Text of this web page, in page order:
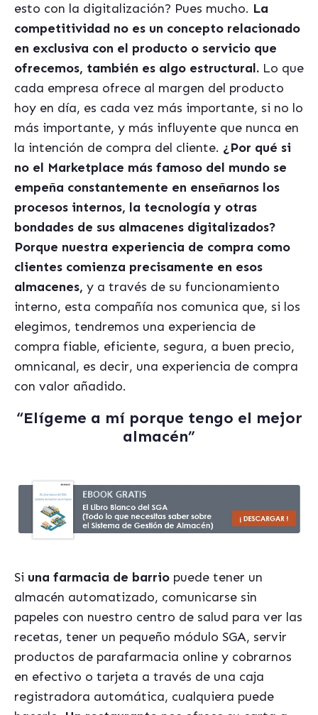
esto con la digitalización? Pues mucho. La
competitividad no es un concepto relacionado
en exclusiva con el producto o servicio que
ofrecemos, también es algo estructural. Lo que
cada empresa ofrece al margen del producto
hoy en día, es cada vez más importante, si no lo
más importante, y más influyente que nunca en
la intención de compra del cliente. ¿Por qué si
no el Marketplace más famoso del mundo se
empeña constantemente en enseñarnos los
procesos internos, la tecnología y otras
bondades de sus almacenes digitalizados?
Porque nuestra experiencia de compra como
clientes comienza precisamente en esos
almacenes, y a través de su funcionamiento
interno, esta compañía nos comunica que, si los
elegimos, tendremos una experiencia de
compra fiable, eficiente, segura, a buen precio,
omnicanal, es decir, una experiencia de compra
con valor añadido.
“Elígeme a mí porque tengo el mejor
almacén”
Si una farmacia de barrio puede tener un
almacén automatizado, comunicarse sin
papeles con nuestro centro de salud para ver las
recetas, tener un pequeño módulo SGA, servir
productos de parafarmacia online y cobrarnos
en efectivo o tarjeta a través de una caja
registradora automática, cualquiera puede